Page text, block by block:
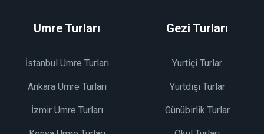
Umre Turları
İstanbul Umre Turları
Ankara Umre Turları
İzmir Umre Turları
Gezi Turları
Yurtiçi Turlar
Yurtdışı Turlar
Günübirlik Turlar